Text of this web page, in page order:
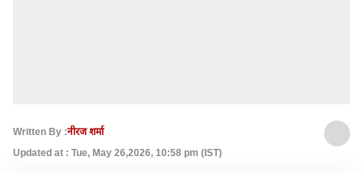
Written By :नीरज शर्मा
Updated at : Tue, May 26,2026, 10:58 pm (IST)